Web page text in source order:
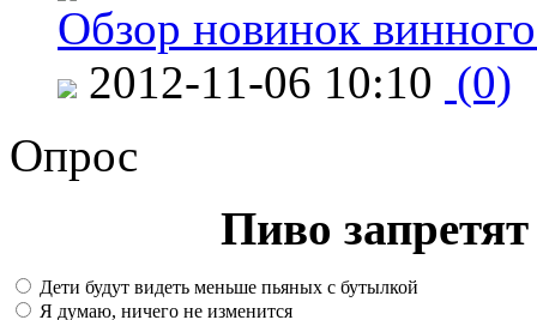
Обзор новинок
2012-11-06 10:10 (0)
Опрос
Пиво
Дети будут видеть меньше пьяных с бутылкой
Я думаю, ничего не изменится